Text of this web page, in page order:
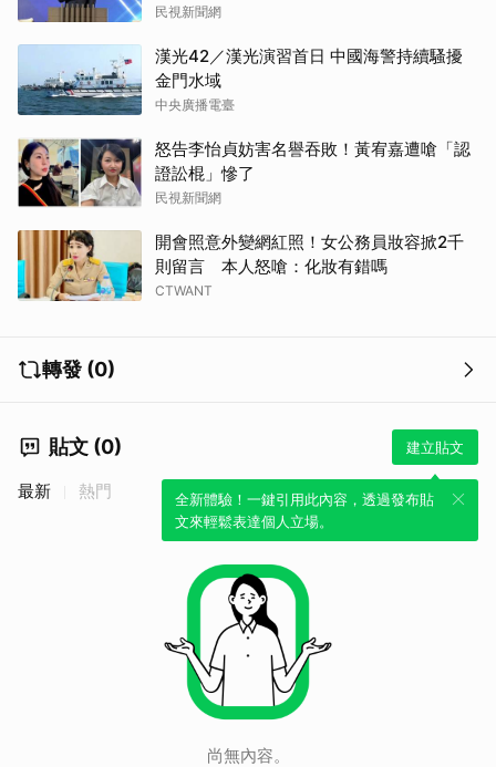
民視新聞網
漢光42／漢光演習首日 中國海警持續騷擾
金門水域
中央廣播電臺
怒告李怡貞妨害名譽吞敗！黃宥嘉遭嗆「認
證訟棍」慘了
民視新聞網
開會照意外變網紅照！女公務員妝容掀2千
則留言 本人怒嗆：化妝有錯嗎
CTWANT
轉發 (0)
貼文 (0) 建立貼文
全新體驗！一鍵引用此內容，透過發布貼
文來輕鬆表達個人立場。
最新 熱門
尚無內容。